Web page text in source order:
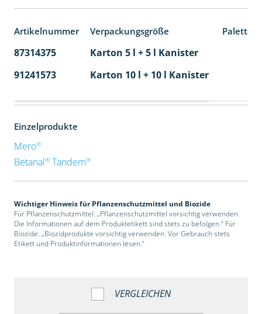
Artikelnummer Verpackungsgröße
87314375 Karton 5 l + 5 l Kanister
91241573
Karton 10 l + 10 l Kanister
Einzelprodukte
Mero®
Betanal®Tandem®
Wichtiger Hinweis für Pflanzenschutzmittel und Biozide
Für Pflanzenschutzmittel: „Pflanzenschutzmittel vorsichtig verwenden.
Die Informationen auf dem Produktetikett sind stets zu befolgen.“ Für
Biozide: „Biozidprodukte vorsichtig verwenden. Vor Gebrauch stets
Etikett und Produktinformationen lesen.“
VERGLEICHEN